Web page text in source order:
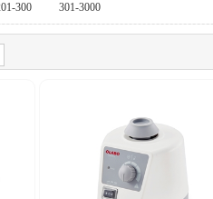
300 301-3000